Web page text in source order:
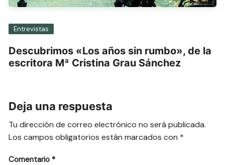
Entrevistas
Descubrimos «Los años sin rumbo», de la
escritora Mª Cristina Grau Sánchez
Deja una respuesta
Tu dirección de correo electrónico no será publicada.
Los campos obligatorios están marcados con *
Comentario *